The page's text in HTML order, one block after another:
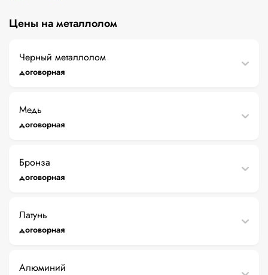
Цены на металлолом
Черный металлолом
договорная
Медь
договорная
Бронза
договорная
Латунь
договорная
Алюминий